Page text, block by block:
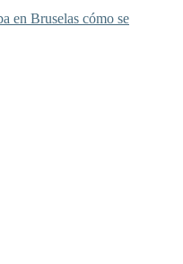
en Bruselas cómo se